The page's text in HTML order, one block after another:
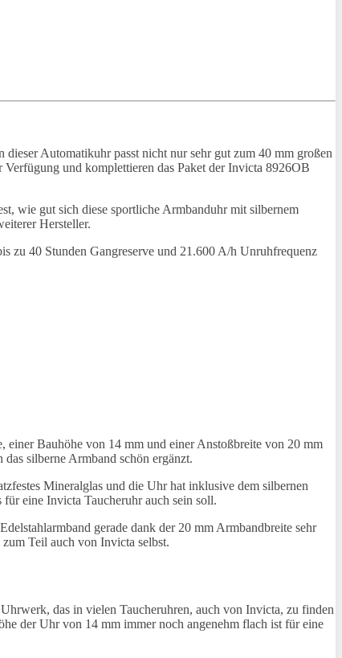
Automatikuhr passt nicht nur sehr gut zum 40 mm großen
und komplettieren das Paket der Invicta 8926OB
wie gut sich diese sportliche Armbanduhr mit silbernem
Hersteller.
zu 40 Stunden Gangreserve und 21.600 A/h Unruhfrequenz
Bauhöhe von 14 mm und einer Anstoßbreite von 20 mm
silberne Armband schön ergänzt.
Mineralglas und die Uhr hat inklusive dem silbernen
eine Invicta Taucheruhr auch sein soll.
gerade dank der 20 mm Armbandbreite sehr
Teil auch von Invicta selbst.
das in vielen Taucheruhren, auch von Invicta, zu finden
der Uhr von 14 mm immer noch angenehm flach ist für eine